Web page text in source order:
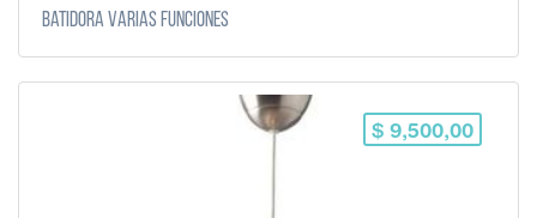
Batidora varias funciones
$ 9,500,00